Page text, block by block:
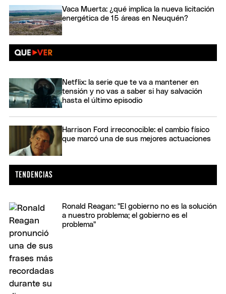
Vaca Muerta: ¿qué implica la nueva licitación
energética de 15 áreas en Neuquén?
Netflix: la serie que te va a mantener en
tensión y no vas a saber si hay salvación
hasta el último episodio
Harrison Ford irreconocible: el cambio físico
que marcó una de sus mejores actuaciones
Ronald Reagan: "El gobierno no es la solución
a nuestro problema; el gobierno es el
problema"